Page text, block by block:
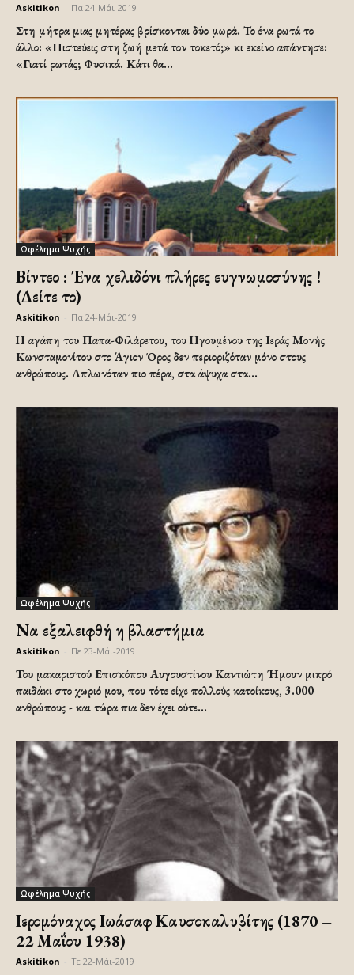
Askitikon Πα 24-Μάι-2019
Στη μήτρα μιας μητέρας βρίσκονται δύο μωρά. Το ένα ρωτά το
άλλο: «Πιστεύεις στη ζωή μετά τον τοκετό;» κι εκείνο απάντησε:
«Γιατί ρωτάς; Φυσικά. Κάτι θα...
Ωφέλημα Ψυχής
Βίντεο : Ένα χελιδόνι πλήρες ευγνωμοσύνης !
(Δείτε το)
Askitikon Πα 24-Μάι-2019
Η αγάπη του Παπα-Φιλάρετου, του Ηγουμένου της Ιεράς Μονής
Κωνσταμονίτου στο Άγιον Όρος δεν περιοριζόταν μόνο στους
ανθρώπους. Απλωνόταν πιο πέρα, στα άψυχα στα...
Ωφέλημα Ψυχής
Να εξαλειφθή η βλαστήμια
Askitikon Πε 23-Μάι-2019
Του μακαριστού Επισκόπου Αυγουστίνου Καντιώτη Ήμουν μικρό
παιδάκι στο χωριό μου, που τότε είχε πολλούς κατοίκους, 3.000
ανθρώπους - και τώρα πια δεν έχει ούτε...
Ωφέλημα Ψυχής
Ιερομόναχος Ιωάσαφ Καυσοκαλυβίτης (1870 –
22 Μαΐου 1938)
Askitikon Τε 22-Μάι-2019